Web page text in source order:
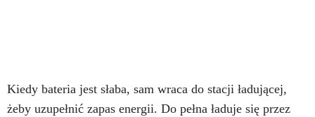
Kiedy bateria jest słaba, sam wraca do stacji ładującej,
żeby uzupełnić zapas energii. Do pełna ładuje się przez